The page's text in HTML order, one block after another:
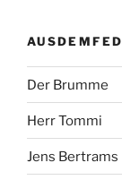
Der Brumme
Herr Tommi
Jens Bertrams